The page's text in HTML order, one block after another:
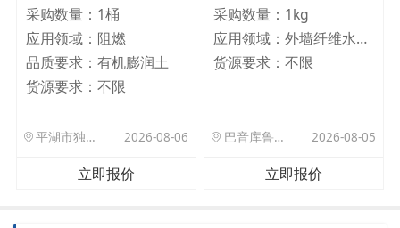
采购数量： 1桶
应用领域： 阻燃
品质要求： 有机膨润土
货源要求： 不限
平湖市独山港镇集港路 589 号 2026-08-06
立即报价
采购数量： 1kg
应用领域：
外墙纤维水泥板
货源要求：不限
巴音库鲁提镇,托帕口岸六号库房 2026-08-05
立即报价